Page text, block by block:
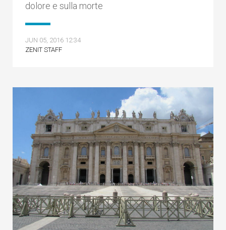
dolore e sulla morte
JUN 05, 2016 12:34
ZENIT STAFF